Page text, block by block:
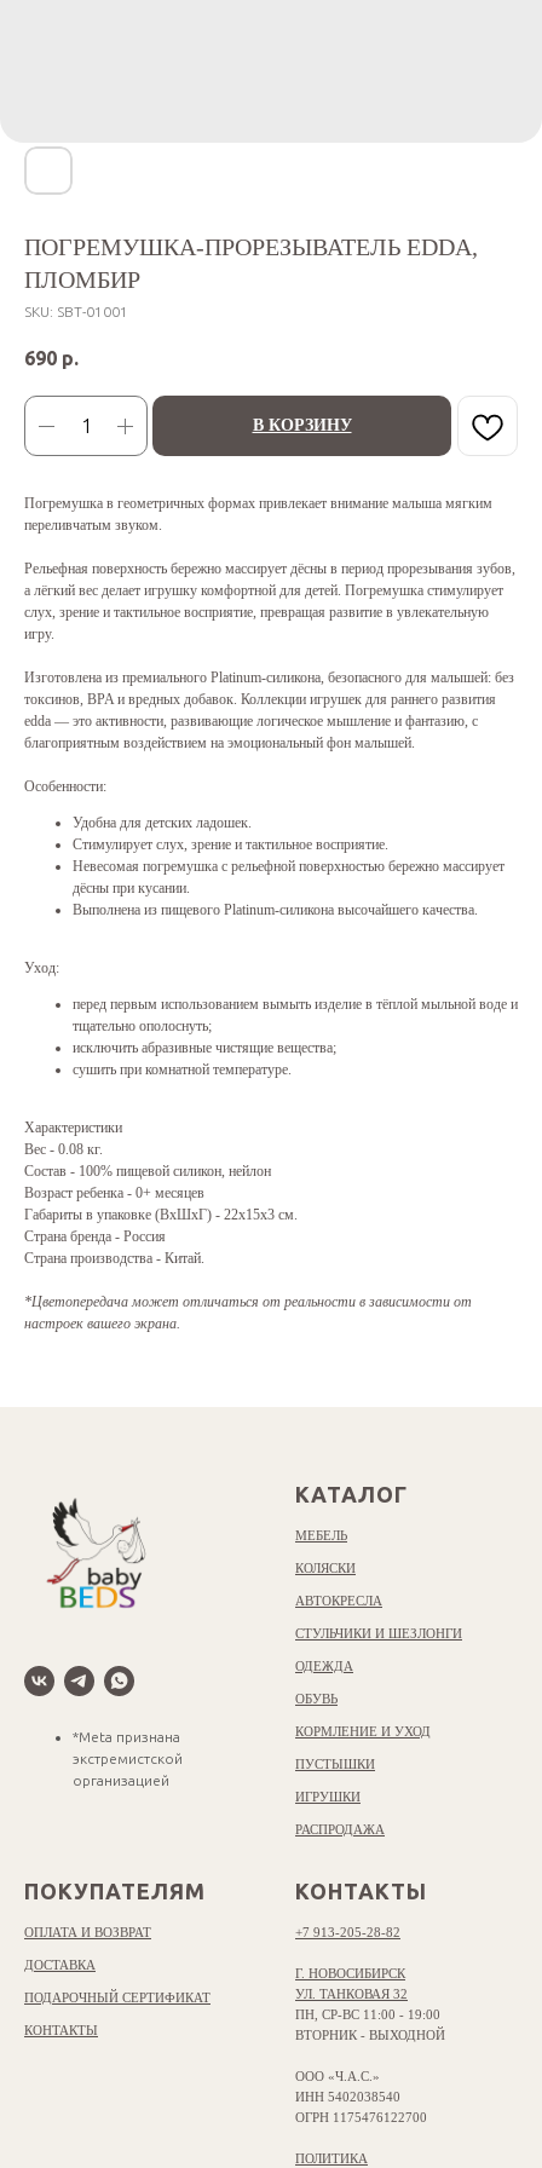
ПОГРЕМУШКА-ПРОРЕЗЫВАТЕЛЬ EDDA,
ПЛОМБИР
SKU: SBT-01001
690 р.
В КОРЗИНУ
Погремушка в геометричных формах привлекает внимание малыша мягким
переливчатым звуком.
Рельефная поверхность бережно массирует дёсны в период прорезывания зубов,
а лёгкий вес делает игрушку комфортной для детей. Погремушка стимулирует
слух, зрение и тактильное восприятие, превращая развитие в увлекательную
игру.
Изготовлена из премиального Platinum-силикона, безопасного для малышей: без
токсинов, BPA и вредных добавок. Коллекции игрушек для раннего развития
edda — это активности, развивающие логическое мышление и фантазию, с
благоприятным воздействием на эмоциональный фон малышей.
Особенности:
Удобна для детских ладошек.
Стимулирует слух, зрение и тактильное восприятие.
Невесомая погремушка с рельефной поверхностью бережно массирует
дёсны при кусании.
Выполнена из пищевого Platinum-силикона высочайшего качества.
Уход:
перед первым использованием вымыть изделие в тёплой мыльной воде и
тщательно ополоснуть;
исключить абразивные чистящие вещества;
сушить при комнатной температуре.
Характеристики
Вес - 0.08 кг.
Состав - 100% пищевой силикон, нейлон
Возраст ребенка - 0+ месяцев
Габариты в упаковке (ВхШхГ) - 22x15x3 см.
Страна бренда - Россия
Страна производства - Китай.
*Цветопередача может отличаться от реальности в зависимости от
настроек вашего экрана.
*Meta признана
экстремистской
организацией
КАТАЛОГ
МЕБЕЛЬ
КОЛЯСКИ
АВТОКРЕСЛА
СТУЛЬЧИКИ И ШЕЗЛОНГИ
ОДЕЖДА
ОБУВЬ
КОРМЛЕНИЕ И УХОД
ПУСТЫШКИ
ИГРУШКИ
РАСПРОДАЖА
ПОКУПАТЕЛЯМ
ОПЛАТА И ВОЗВРАТ
ДОСТАВКА
ПОДАРОЧНЫЙ СЕРТИФИКАТ
КОНТАКТЫ
КОНТАКТЫ
+7 913-205-28-82
Г. НОВОСИБИРСК
УЛ. ТАНКОВАЯ 32
ПН, СР-ВС 11:00 - 19:00
ВТОРНИК - ВЫХОДНОЙ
ООО «Ч.А.С.»
ИНН 5402038540
ОГРН 1175476122700
ПОЛИТИКА